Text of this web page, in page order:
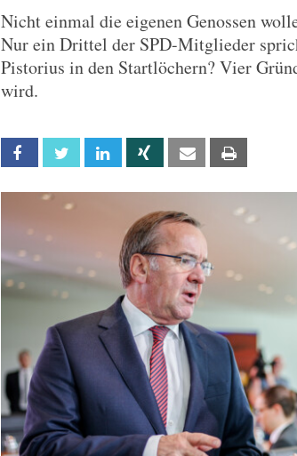
Nicht einmal die eigenen Genossen
Nur ein Drittel der SPD-Mitglieder
Pistorius in den Startlöchern? Vier
wird.
Facebook Twitter Linkedin Xing Email